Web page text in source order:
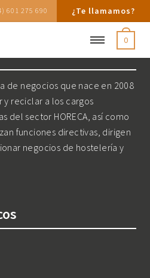
601 275 690 ¿Te llamamos?
0
de negocios que nace en 2008
reciclar a los cargos
del sector HORECA, así como
funciones directivas, dirigen
negocios de hostelería y